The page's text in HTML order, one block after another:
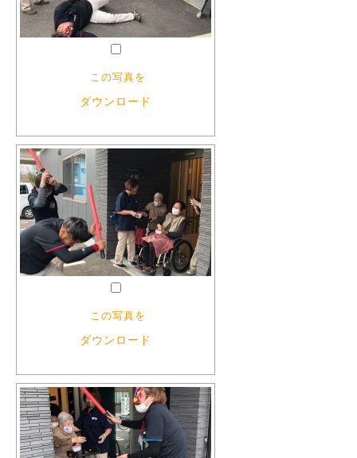
この写真を
ダウンロード
この写真を
ダウンロード